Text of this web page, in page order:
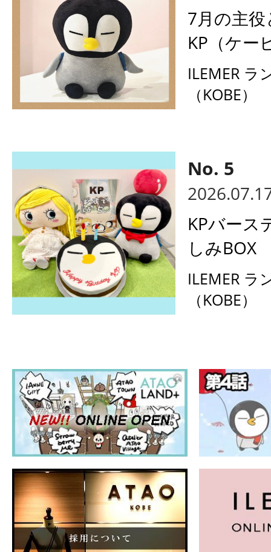
7月の主
KP（ケー
ILEMER ラ
（KOBE）
KPバース
しみBOX
ILEMER ラ
（KOBE）